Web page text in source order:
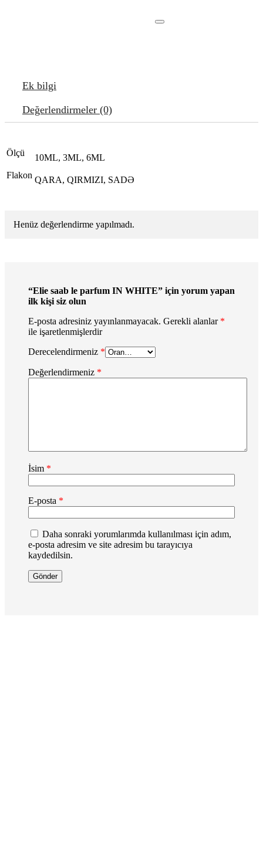
Ek bilgi
Değerlendirmeler (0)
Ölçü
10ML, 3ML, 6ML
Flakon QARA, QIRMIZI, SADƏ
Henüz değerlendirme yapılmadı.
“Elie saab le parfum IN WHITE” için yorum yapan
ilk kişi siz olun
E-posta adresiniz yayınlanmayacak. Gerekli alanlar *
ile işaretlenmişlerdir
Derecelendirmeniz *
Değerlendirmeniz *
İsim *
E-posta *
Daha sonraki yorumlarımda kullanılması için adım,
e-posta adresim ve site adresim bu tarayıcıya
kaydedilsin.